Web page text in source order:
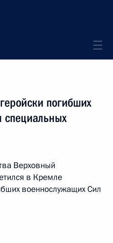
погибших
специальных
Верховный
в Кремле
военнослужащих Сил